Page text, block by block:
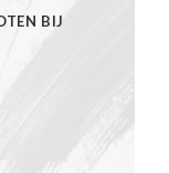
BIJ